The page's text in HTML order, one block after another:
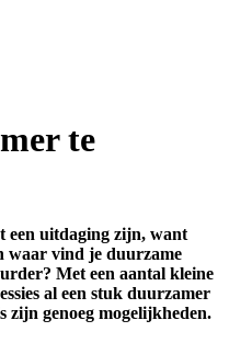
te
een uitdaging zijn, want
waar vind je duurzame
Met een aantal kleine
al een stuk duurzamer
zijn genoeg mogelijkheden.